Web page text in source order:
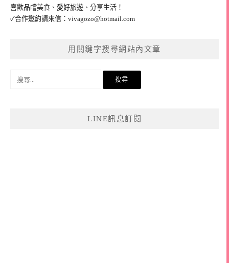
喜歡品嚐美食、愛好旅遊、分享生活！
✓合作邀約請來信： vivagozo@hotmail.com
用關鍵字搜尋網站內文章
LINE訊息訂閱